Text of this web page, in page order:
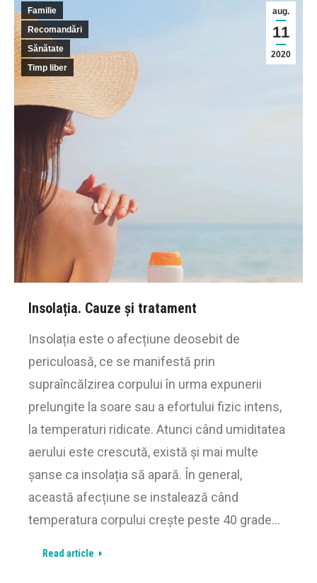
aug.
11
2020
Familie
Recomandări
Sănătate
Timp liber
Insolația. Cauze și tratament
Insolația este o afecțiune deosebit de
periculoasă, ce se manifestă prin
supraîncălzirea corpului în urma expunerii
prelungite la soare sau a efortului fizic intens,
la temperaturi ridicate. Atunci când umiditatea
aerului este crescută, există și mai multe
șanse ca insolația să apară. În general,
această afecțiune se instalează când
temperatura corpului crește peste 40 grade…
Read article